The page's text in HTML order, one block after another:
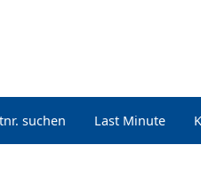
suchen Last Minute